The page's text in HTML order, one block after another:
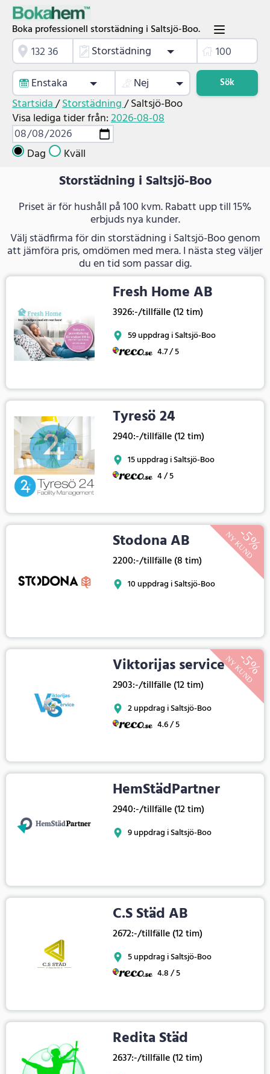
Boka professionell storstädning i Saltsjö-Boo.
Storstädning
Enstaka
Nej Sök
Startsida/Storstädning/Saltsjö-Boo
Visa lediga tider från:2026-08-08
Dag Kväll
Storstädning i Saltsjö-Boo
Priset är för hushåll på 100 kvm. Rabatt upp till 15%
erbjuds nya kunder.
Välj städfirma för din storstädning i Saltsjö-Boo genom
att jämföra pris, omdömen med mera. I nästa steg väljer
du en tid som passar dig.
Fresh Home AB
3926:-/tillfälle (12 tim)
59 uppdrag i Saltsjö-Boo
4.7 / 5
Tyresö 24
2940:-/tillfälle (12 tim)
15 uppdrag i Saltsjö-Boo
4 / 5
Stodona AB
2200:-/tillfälle (8 tim)
10 uppdrag i Saltsjö-Boo
Viktorijas service
2903:-/tillfälle (12 tim)
2 uppdrag i Saltsjö-Boo
4.6 / 5
HemStädPartner
2940:-/tillfälle (12 tim)
9 uppdrag i Saltsjö-Boo
C.S Städ AB
2672:-/tillfälle (12 tim)
5 uppdrag i Saltsjö-Boo
4.8 / 5
Redita Städ
2637:-/tillfälle (12 tim)